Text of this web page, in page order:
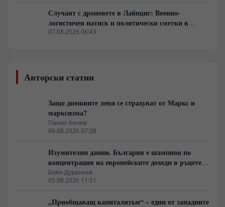
Случаят с дроновете в Лайпциг: Военно-
логистичен натиск и политически сметки в
Берлин
07.08.2026 06:43
Авторски статии
Защо днешните леви се страхуват от Маркс и
марксизма?
Панко Анчев
06.08.2026 07:38
Изумителни данни. България е шампион по
концентрация на европейските доходи в ръцете
на най-богатия 1%, надминава и САЩ
Боян Дуранкев
05.08.2026 11:51
„Приобщаващ капитализъм“ – един от западните